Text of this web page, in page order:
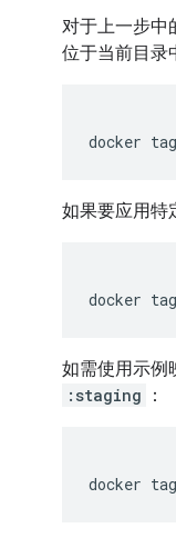
对于上一步中
位于当前目录
docker tag
如果要应用特
docker tag
如需使用示例
:staging
：
docker tag